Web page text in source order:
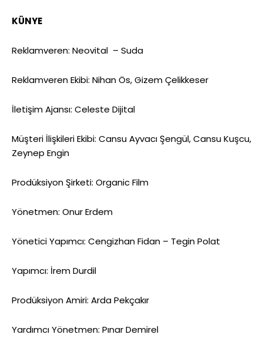
KÜNYE
Reklamveren: Neovital – Suda
Reklamveren Ekibi: Nihan Ös, Gizem Çelikkeser
İletişim Ajansı: Celeste Dijital
Müşteri İlişkileri Ekibi: Cansu Ayvacı Şengül, Cansu Kuşcu,
Zeynep Engin
Prodüksiyon Şirketi: Organic Film
Yönetmen: Onur Erdem
Yönetici Yapımcı: Cengizhan Fidan – Tegin Polat
Yapımcı: İrem Durdil
Prodüksiyon Amiri: Arda Pekçakır
Yardımcı Yönetmen: Pınar Demirel